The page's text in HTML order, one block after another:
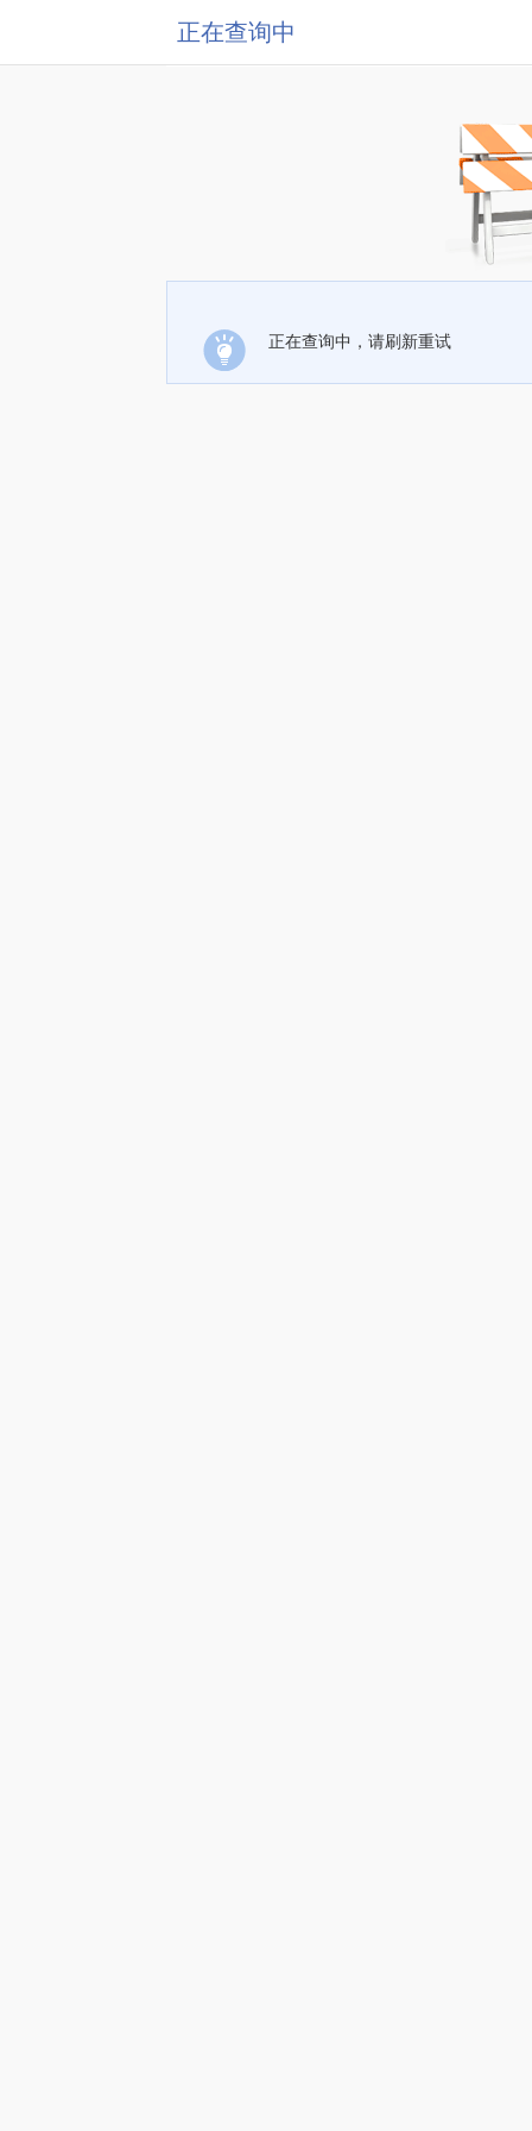
正在查询中
正在查询中，请刷新重试